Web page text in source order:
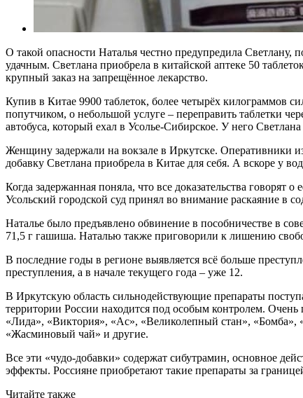
О такой опасности Наталья честно предупредила Светлану,
удачным. Светлана приобрела в китайской аптеке 50
крупный заказ на запрещённое лекарство.
Купив в Китае 9900 таблеток, более четырёх килограммов
попутчиком, о небольшой услуге – переправить таблетки
автобуса, который ехал в Усолье-Сибирское. У него
Женщину задержали на вокзале в Иркутске. Оперативники
добавку Светлана приобрела в Китае для себя. А вскоре у
Когда задержанная поняла, что все доказательства
Усольский городской суд принял во внимание раскаяние в
Наталье было предъявлено обвинение в пособничестве в
71,5 г гашиша. Наталью также приговорили к лишению
В последние годы в регионе выявляется всё больше
преступления, а в начале текущего года – уже 12.
В Иркутскую область сильнодействующие препараты
территории России находится под особым контролем.
«Лида», «Виктория», «Ас», «Великолепный стан», «Бомба»,
«Жасминовый чай» и другие.
Все эти «чудо-добавки» содержат сибутрамин, основное
эффекты. Россияне приобретают такие препараты за
Читайте также